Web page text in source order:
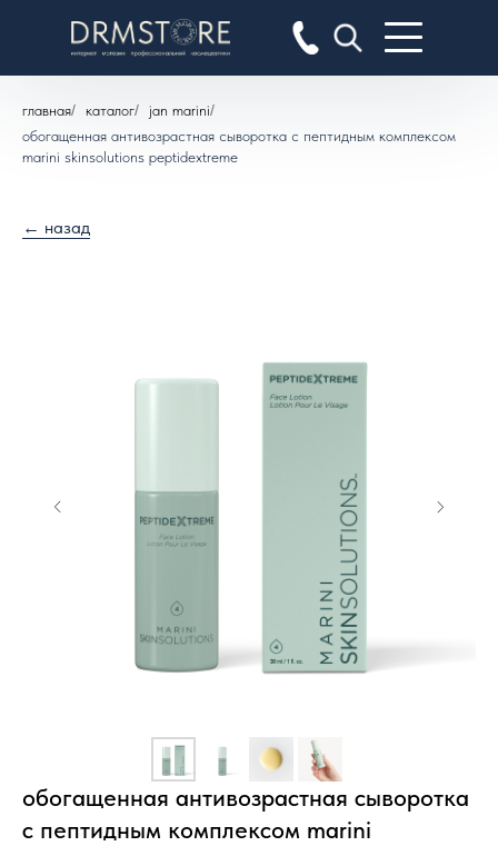
главная/ каталог/ jan marini/
обогащенная антивозрастная сыворотка с пептидным комплексом
marini skinsolutions peptidextreme
← назад
обогащенная антивозрастная сыворотка
с пептидным комплексом marini